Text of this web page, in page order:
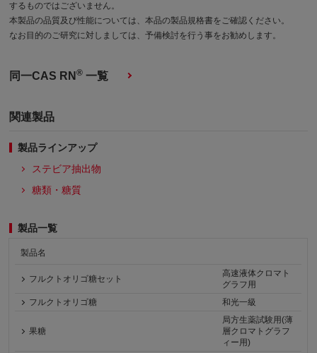
するものではございません。
本製品の品質及び性能については、本品の製品規格書をご確認ください。
なお目的のご研究に対しましては、予備検討を行う事をお勧めします。
同一CAS RN® 一覧
関連製品
製品ラインアップ
ステビア抽出物
糖類・糖質
製品一覧
製品名
フルクトオリゴ糖セット
高速液体クロマト
グラフ用
フルクトオリゴ糖
和光一級
果糖
局方生薬試験用(薄
層クロマトグラフ
ィー用)